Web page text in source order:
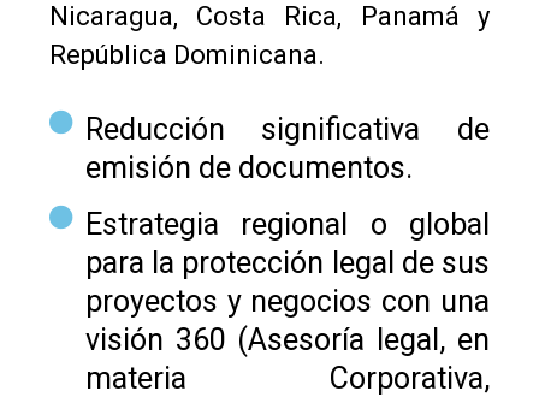
Nicaragua, Costa Rica, Panamá y
República Dominicana.
Reducción significativa de
emisión de documentos.
Estrategia regional o global
para la protección legal de sus
proyectos y negocios con una
visión 360 (Asesoría legal, en
materia Corporativa,